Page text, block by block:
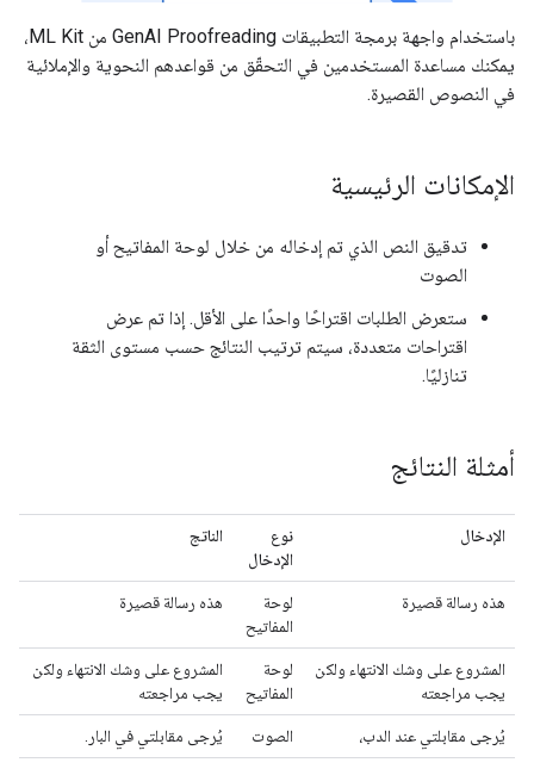
باستخدام واجهة برمجة التطبيقات GenAI Proofreading من ML Kit،
يمكنك مساعدة المستخدمين في التحقّق من قواعدهم النحوية والإملائية
في النصوص القصيرة.
الإمكانات الرئيسية
تدقيق النص الذي تم إدخاله من خلال لوحة المفاتيح أو
الصوت
ستعرض الطلبات اقتراحًا واحدًا على الأقل. إذا تم عرض
اقتراحات متعددة، سيتم ترتيب النتائج حسب مستوى الثقة
تنازليًا.
أمثلة النتائج
الإدخال
نوع
الإدخال
الناتج
هذه رسالة قصيرة
لوحة
المفاتيح
هذه رسالة قصيرة
المشروع على وشك الانتهاء ولكن
يجب مراجعته
لوحة
المفاتيح
المشروع على وشك الانتهاء ولكن
يجب مراجعته
يُرجى مقابلتي عند الدب، الصوت يُرجى مقابلتي في البار.